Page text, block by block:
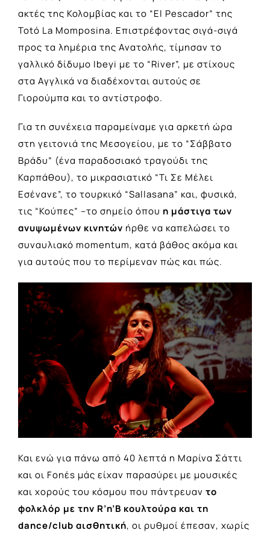
ακτές της Κολομβίας και το “El Pescador” της
Totó La Momposina. Επιστρέφοντας σιγά-σιγά
προς τα λημέρια της Ανατολής, τίμησαν το
γαλλικό δίδυμο Ibeyi με το “River”, με στίχους
στα Αγγλικά να διαδέχονται αυτούς σε
Γιορούμπα και το αντίστροφο.
Για τη συνέχεια παραμείναμε για αρκετή ώρα
στη γειτονιά της Μεσογείου, με το “Σάββατο
Βράδυ” (ένα παραδοσιακό τραγούδι της
Καρπάθου), το μικρασιατικό “Τι Σε Μέλει
Εσένανε”, το τουρκικό “Sallasana” και, φυσικά,
τις “Κούπες” –το σημείο όπου η μάστιγα των
ανυψωμένων κινητών ήρθε να καπελώσει το
συναυλιακό momentum, κατά βάθος ακόμα και
για αυτούς που το περίμεναν πώς και πώς.
Και ενώ για πάνω από 40 λεπτά η Μαρίνα Σάττι
και οι Fonέs μάς είχαν παρασύρει με μουσικές
και χορούς του κόσμου που πάντρευαν το
φολκλόρ με την R’n’B κουλτούρα και τη
dance/club αισθητική, οι ρυθμοί έπεσαν, χωρίς